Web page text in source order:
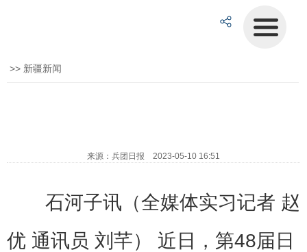
>> 新疆新闻
来源：兵团日报 2023-05-10 16:51
石河子讯（全媒体实习记者 赵
优 通讯员 刘芊） 近日，第48届日